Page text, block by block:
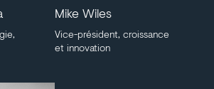
Mike Wiles
Vice-président, croissance
et innovation